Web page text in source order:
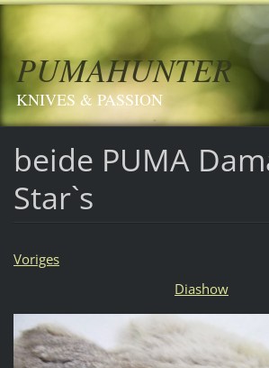
PUMAHUNTER
KNIVES & PASSION
beide PUMA
Star`s
Voriges
Diashow